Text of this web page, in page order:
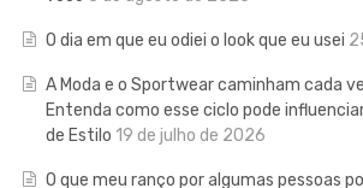
O dia em que eu odiei o look que eu usei
A Moda e o Sportwear caminham cada
Entenda como esse ciclo pode
de Estilo 19 de julho de 2026
O que meu ranço por algumas pessoas